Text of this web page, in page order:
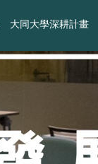
大同大學深耕計畫